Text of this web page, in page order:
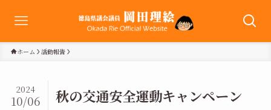
ホーム 活動報告
秋の交通安全運動キャンペーン
2024
10/06